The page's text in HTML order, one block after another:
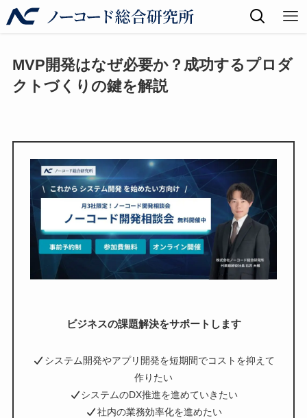
MVP開発はなぜ必要か？成功するプロダ
クトづくりの鍵を解説
ビジネスの課題解決をサポートします
システム開発やアプリ開発を短期間でコストを抑えて
作りたい
システムのDX推進を進めていきたい
社内の業務効率化を進めたい